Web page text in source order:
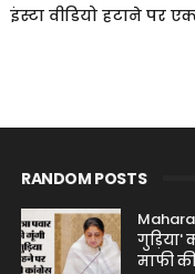
इंस्टा वीडियो हटाने पर
RANDOM POSTS
गुड़िया'
माफी